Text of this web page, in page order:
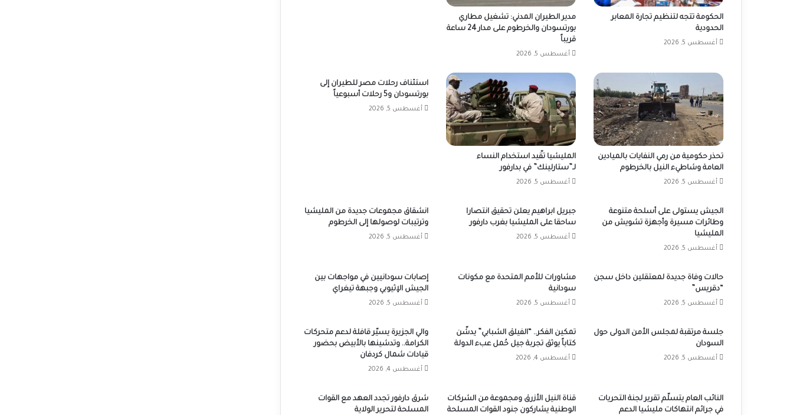
الحكومة تتجه لتنظيم تجارة المعابر
الحدودية
أغسطس 5, 2026
مدير الطيران المدني: تشغيل مطاري
بورتسودان والخرطوم على مدار 24 ساعة
قريباً
أغسطس 5, 2026
تحذر حكومية من رمي النفايات بالميادين
العامة وشاطيء النيل بالخرطوم
أغسطس 5, 2026
المليشيا تقّيد استخدام النساء
لـ”ستارلينك” في بدارفور
أغسطس 5, 2026
استئناف رحلات مصر للطيران إلى
بورتسودان و5 رحلات أسبوعياً
أغسطس 5, 2026
الجيش يستولى على أسلحة متنوعة
وطائرات مسيرة وأجهزة تشويش من
المليشيا
أغسطس 5, 2026
جبريل ابراهيم يعلن تحقيق انتصارا
ساحقا على المليشيا بغرب دارفور
أغسطس 5, 2026
انشقاق مجموعات جديدة من المليشيا
وترتيبات لوصولها إلى الخرطوم
أغسطس 5, 2026
حالات وفاة جديدة لمعتقلين داخل سجن
“دقريس”
أغسطس 5, 2026
مشاورات للأمم المتحدة مع مكونات
سودانية
أغسطس 5, 2026
إصابات سودانيين في مواجهات بين
الجيش الإثيوبي وجبهة تيغراي
أغسطس 5, 2026
جلسة مرتقبة لمجلس الأمن الدولى حول
السودان
أغسطس 5, 2026
تمكين الفكر.. “الفيلق الشبابي” يدشّن
كتاباً يوثق تجربة جيل حُمل عبء الدولة
أغسطس 4, 2026
والي الجزيرة يسيّر قافلة لدعم متحركات
الكرامة.. وتدشينها بالأبيض بحضور
قيادات شمال كردفان
أغسطس 4, 2026
النائب العام يتسلّم تقرير لجنة التحريات
في جرائم انتهاكات مليشيا الدعم
قناة النيل الأزرق ومجموعة من الشركات
الوطنية يشاركون جنود القوات المسلحة
شرق دارفور تجدد العهد مع القوات
المسلحة لتحرير الولاية